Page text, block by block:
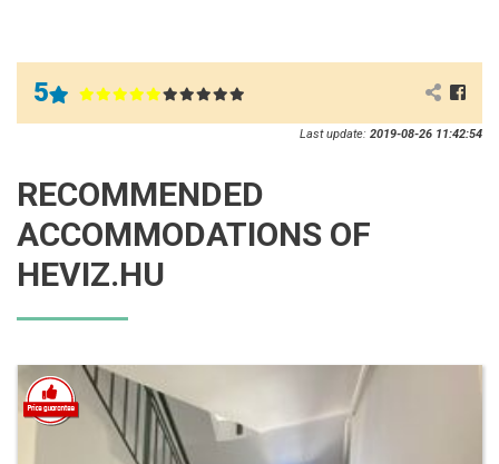
5
Last update: 2019-08-26 11:42:54
RECOMMENDED
ACCOMMODATIONS OF
HEVIZ.HU